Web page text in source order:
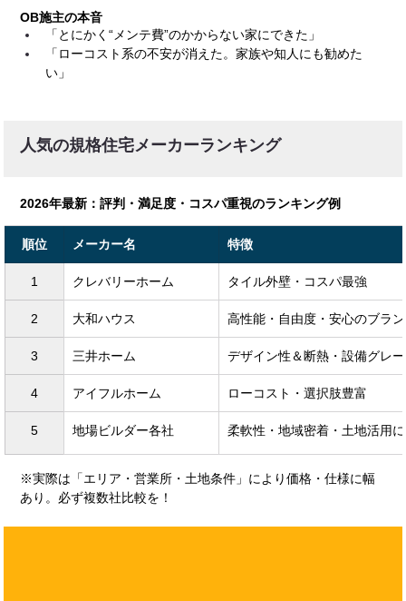
OB施主の本音
「とにかく“メンテ費”のかからない家にできた」
「ローコスト系の不安が消えた。家族や知人にも勧めた
い」
人気の規格住宅メーカーランキング
2026年最新：評判・満足度・コスパ重視のランキング例
順位 メーカー名 特徴
1 クレバリーホーム タイル外壁・コスパ最強
2 大和ハウス 高性能・自由度・安心のブラ
3 三井ホーム デザイン性＆断熱・設備グレ
4 アイフルホーム ローコスト・選択肢豊富
5 地場ビルダー各社 柔軟性・地域密着・土地活用
※実際は「エリア・営業所・土地条件」により価格・仕様に幅
あり。必ず複数社比較を！